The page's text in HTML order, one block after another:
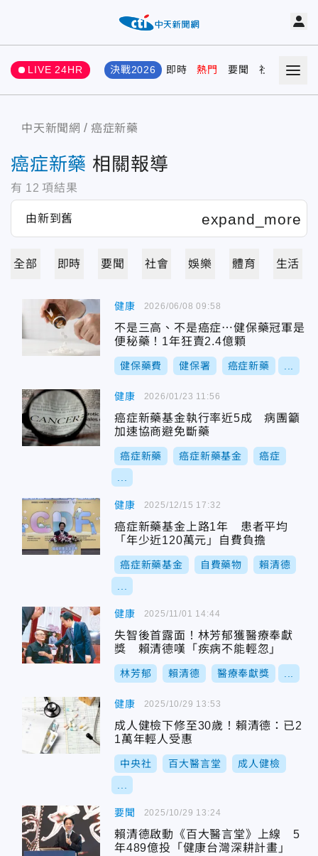
LIVE 24HR 決戰2026 即時 熱門 要聞 社會 娛樂
中天新聞網 癌症新藥
癌症新藥 相關報導
有 12 項結果
全部 即時 要聞 社會 娛樂 體育 生活
健康
不是三高、不是癌症⋯健保藥冠軍是
便秘藥！1年狂賣2.4億顆
健保藥費 健保署 癌症新藥
2026/06/08 09:58
健康
癌症新藥基金執行率近5成 病團籲
加速協商避免斷藥
癌症新藥 癌症新藥基金 癌症
2026/01/23 11:56
健康
癌症新藥基金上路1年 患者平均
「年少近120萬元」自費負擔
癌症新藥基金 自費藥物 賴清德
2025/12/15 17:32
健康
失智後首露面！林芳郁獲醫療奉獻
獎 賴清德嘆「疾病不能輕忽」
林芳郁 賴清德 醫療奉獻獎
2025/11/01 14:44
健康
成人健檢下修至30歲！賴清德：已2
1萬年輕人受惠
中央社 百大醫言堂 成人健檢
2025/10/29 13:53
要聞
賴清德啟動《百大醫言堂》上線 5
年489億投「健康台灣深耕計畫」
2025/10/29 13:24